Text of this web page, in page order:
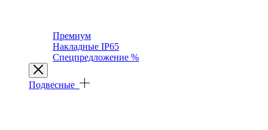
Премиум
Накладные IP65
Спецпредложение %
Подвесные